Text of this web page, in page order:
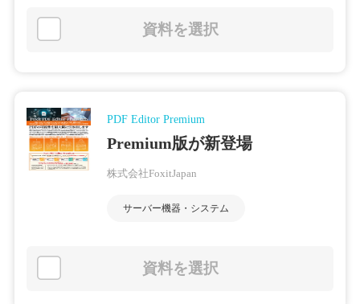
資料を選択
PDF Editor Premium
Premium版が新登場
株式会社FoxitJapan
サーバー機器・システム
資料を選択